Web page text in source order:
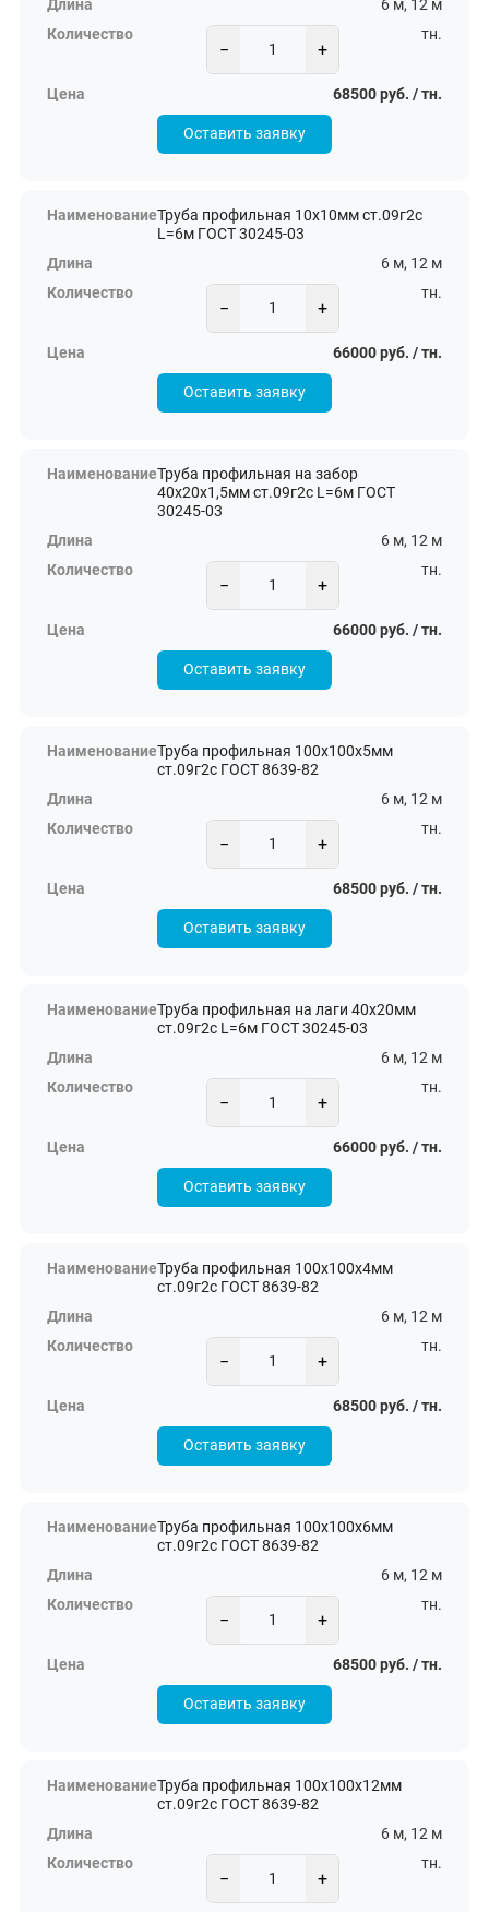
6 м, 12 м
− +
тн.
68500 руб. / тн.
Оставить заявку
Труба профильная 10х10мм ст.09г2с
L=6м ГОСТ 30245-03
6 м, 12 м
− +
тн.
66000 руб. / тн.
Оставить заявку
Труба профильная на забор
40х20х1,5мм ст.09г2с L=6м ГОСТ
30245-03
6 м, 12 м
− +
тн.
66000 руб. / тн.
Оставить заявку
Труба профильная 100х100х5мм
ст.09г2с ГОСТ 8639-82
6 м, 12 м
− +
тн.
68500 руб. / тн.
Оставить заявку
Труба профильная на лаги 40х20мм
ст.09г2с L=6м ГОСТ 30245-03
6 м, 12 м
− +
тн.
66000 руб. / тн.
Оставить заявку
Труба профильная 100х100х4мм
ст.09г2с ГОСТ 8639-82
6 м, 12 м
− +
тн.
68500 руб. / тн.
Оставить заявку
Труба профильная 100х100х6мм
ст.09г2с ГОСТ 8639-82
6 м, 12 м
− +
тн.
68500 руб. / тн.
Оставить заявку
Труба профильная 100х100х12мм
ст.09г2с ГОСТ 8639-82
6 м, 12 м
− +
тн.